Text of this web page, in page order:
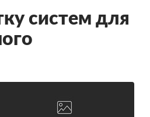
систем для